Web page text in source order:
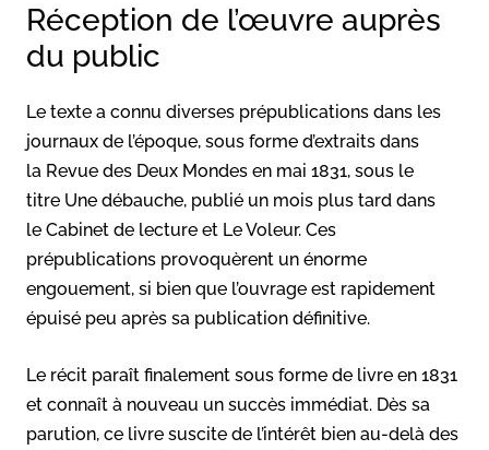
Réception de l’œuvre auprès
du public
Le texte a connu diverses prépublications dans les
journaux de l’époque, sous forme d’extraits dans
la Revue des Deux Mondes en mai 1831, sous le
titre Une débauche, publié un mois plus tard dans
le Cabinet de lecture et Le Voleur. Ces
prépublications provoquèrent un énorme
engouement, si bien que l’ouvrage est rapidement
épuisé peu après sa publication définitive.
Le récit paraît finalement sous forme de livre en 1831
et connaît à nouveau un succès immédiat. Dès sa
parution, ce livre suscite de l’intérêt bien au-delà des